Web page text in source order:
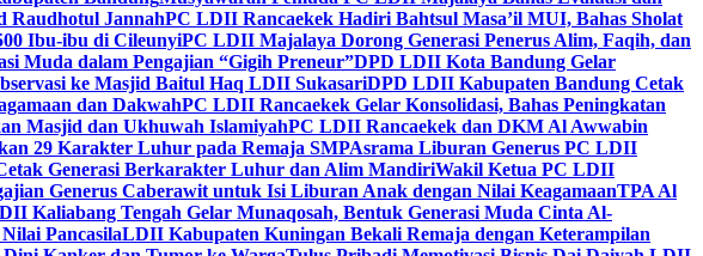
Raudhotul JannahPC LDII Rancaekek Hadiri Bahtsul Masa’il MUI, Bahas Sholat
Ibu-ibu di CileunyiPC LDII Majalaya Dorong Generasi Penerus Alim, Faqih, dan
Muda dalam Pengajian “Gigih Preneur”DPD LDII Kota Bandung Gelar
ke Masjid Baitul Haq LDII SukasariDPD LDII Kabupaten Bandung Cetak
dan DakwahPC LDII Rancaekek Gelar Konsolidasi, Bahas Peningkatan
Masjid dan Ukhuwah IslamiyahPC LDII Rancaekek dan DKM Al Awwabin
29 Karakter Luhur pada Remaja SMPAsrama Liburan Generus PC LDII
Generasi Berkarakter Luhur dan Alim MandiriWakil Ketua PC LDII
Generus Caberawit untuk Isi Liburan Anak dengan Nilai KeagamaanTPA Al
Kaliabang Tengah Gelar Munaqosah, Bentuk Generasi Muda Cinta Al-
PancasilaLDII Kabupaten Kuningan Bekali Remaja dengan Keterampilan